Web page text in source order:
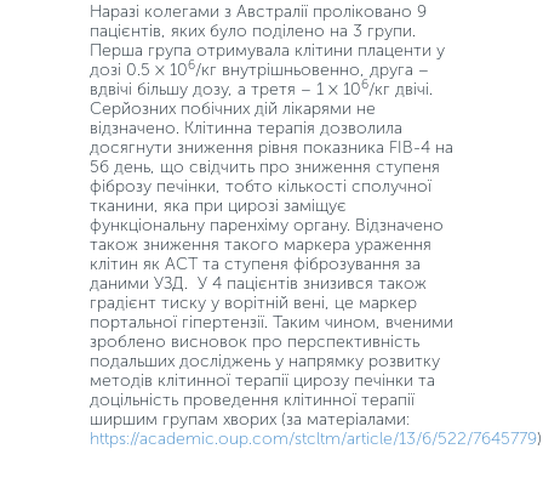
Наразі колегами з Австралії проліковано 9
пацієнтів, яких було поділено на 3 групи.
Перша група отримувала клітини плаценти у
дозі 0.5 × 106/кг внутрішньовенно, друга –
вдвічі більшу дозу, а третя – 1 × 106/кг двічі.
Серйозних побічних дій лікарями не
відзначено. Клітинна терапія дозволила
досягнути зниження рівня показника FIB-4 на
56 день, що свідчить про зниження ступеня
фіброзу печінки, тобто кількості сполучної
тканини, яка при цирозі заміщує
функціональну паренхіму органу. Відзначено
також зниження такого маркера ураження
клітин як АСТ та ступеня фіброзування за
даними УЗД. У 4 пацієнтів знизився також
градієнт тиску у ворітній вені, це маркер
портальної гіпертензії. Таким чином, вченими
зроблено висновок про перспективність
подальших досліджень у напрямку розвитку
методів клітинної терапії цирозу печінки та
доцільність проведення клітинної терапії
ширшим групам хворих (за матеріалами:
https://academic.oup.com/stcltm/article/13/6/522/7645779)